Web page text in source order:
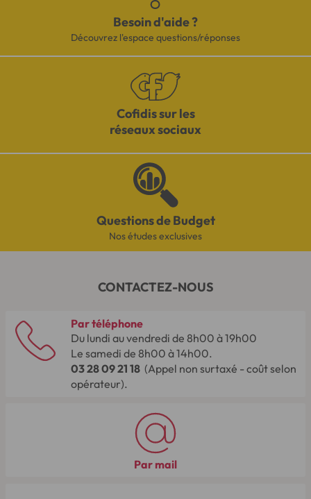
Besoin d'aide ?
Découvrez l'espace questions/réponses
Cofidis sur les
réseaux sociaux
Questions de Budget
Nos études exclusives
CONTACTEZ-NOUS
Par téléphone
Du lundi au vendredi de 8h00 à 19h00
Le samedi de 8h00 à 14h00.
03 28 09 21 18 (Appel non surtaxé - coût selon
opérateur).
Par mail